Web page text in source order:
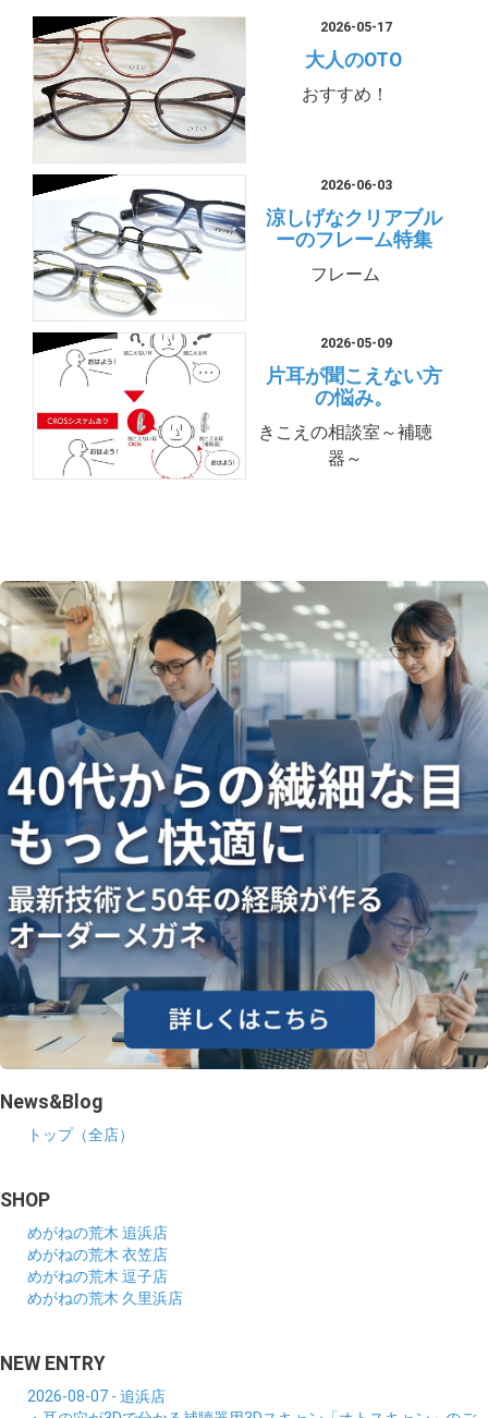
2026-05-17
大人のOTO
おすすめ！
2026-06-03
涼しげなクリアブル
ーのフレーム特集
フレーム
2026-05-09
片耳が聞こえない方
の悩み。
きこえの相談室～補聴
器～
News&Blog
トップ（全店）
SHOP
めがねの荒木 追浜店
めがねの荒木 衣笠店
めがねの荒木 逗子店
めがねの荒木 久里浜店
NEW ENTRY
2026-08-07 - 追浜店